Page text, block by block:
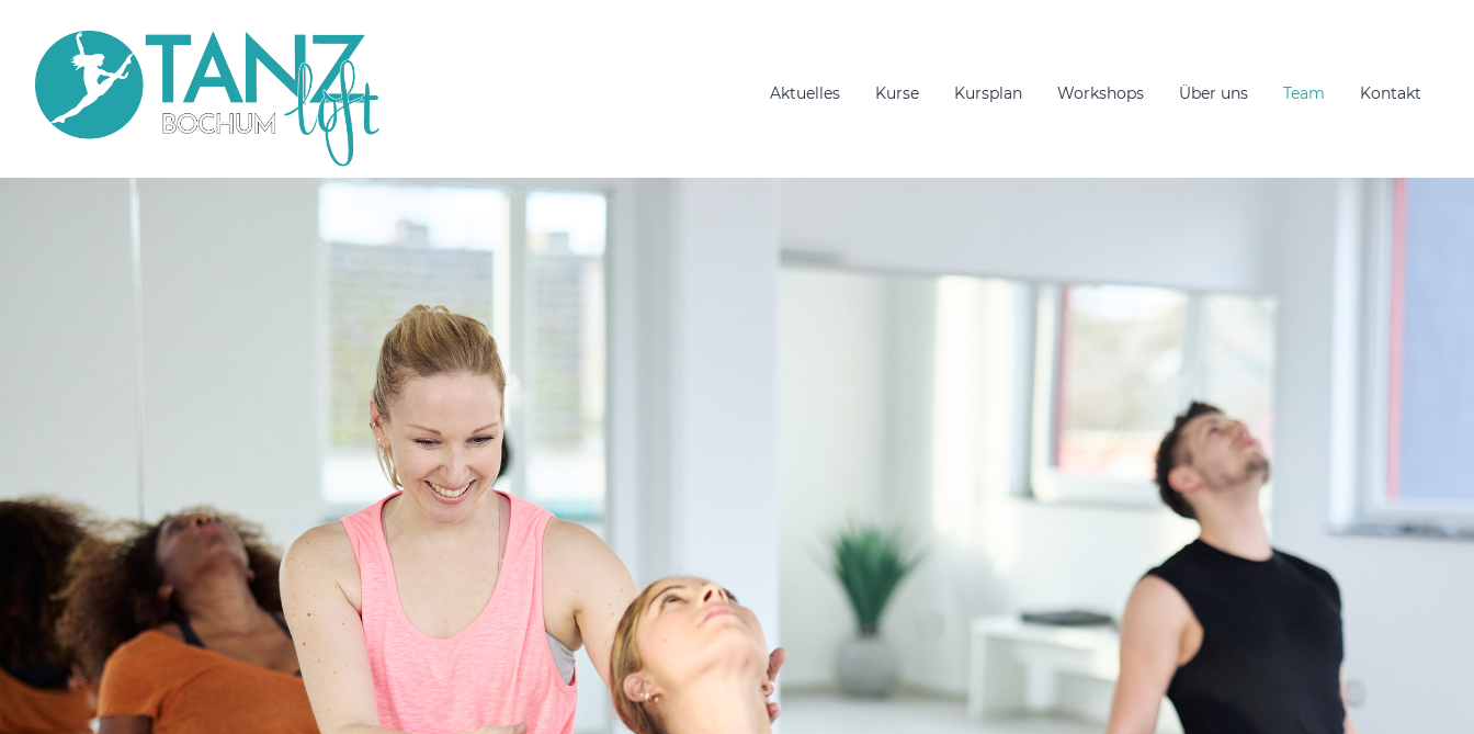
Inhalt
navigation
Aktuelles Kurse Kursplan Workshops Über uns Team Kontakt